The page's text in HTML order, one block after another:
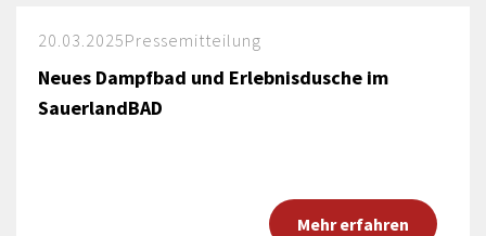
20.03.2025Pressemitteilung
Neues Dampfbad und Erlebnisdusche im
SauerlandBAD
Mehr erfahren